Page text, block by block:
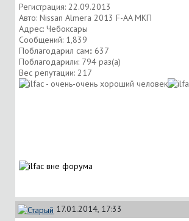
Регистрация: 22.09.2013
Авто: Nissan Almera 2013 F-AA МКП
Адрес: Чебоксары
Сообщений: 1,839
Поблагодарил сам:: 637
Поблагодарили: 794 раз(а)
Вес репутации: 217
17.01.2014, 17:33